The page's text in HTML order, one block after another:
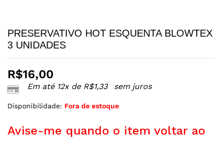
PRESERVATIVO HOT ESQUENTA BLOWTEX
3 UNIDADES
R$16,00
Em até 12x de R$1,33 sem juros
Disponibilidade: Fora de estoque
Avise-me quando o item voltar ao